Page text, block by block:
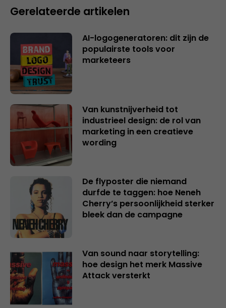
Gerelateerde artikelen
AI-logogeneratoren: dit zijn de
populairste tools voor
marketeers
Van kunstnijverheid tot
industrieel design: de rol van
marketing in een creatieve
wording
De flyposter die niemand
durfde te taggen: hoe Neneh
Cherry’s persoonlijkheid sterker
bleek dan de campagne
Van sound naar storytelling:
hoe design het merk Massive
Attack versterkt